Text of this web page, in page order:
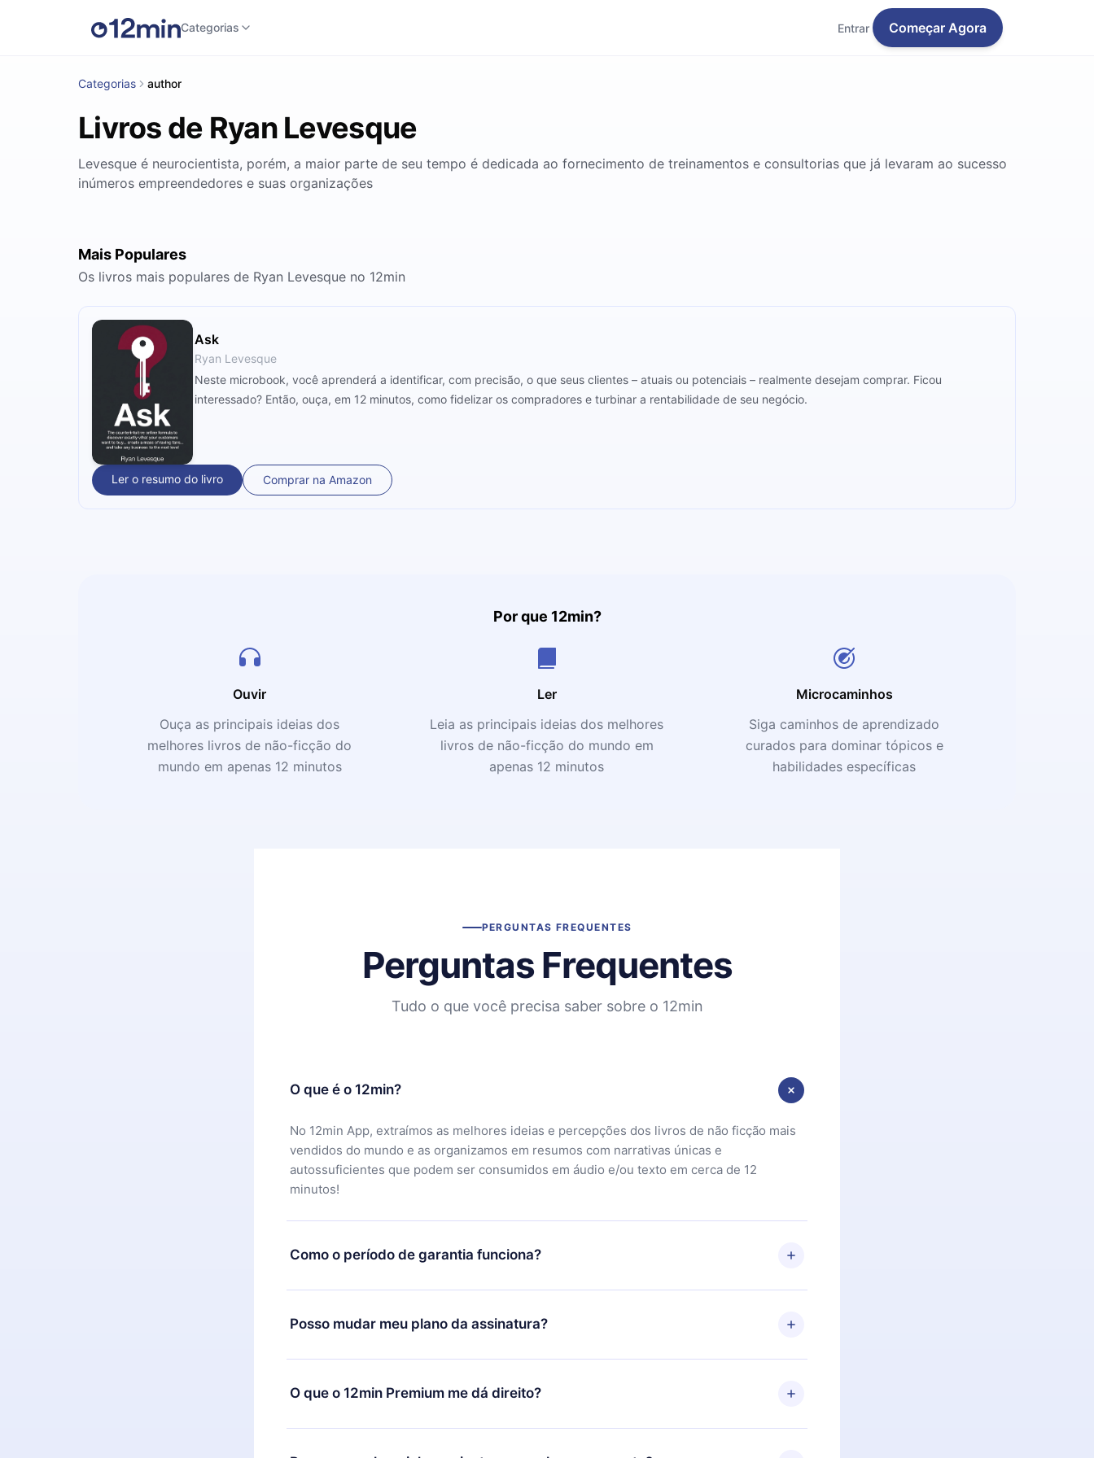
Categorias Entrar Começar Agora
Categorias author
Livros de Ryan Levesque
Levesque é neurocientista, porém, a maior parte de seu tempo é dedicada ao fornecimento de treinamentos e consultorias que já levaram ao sucesso
inúmeros empreendedores e suas organizações
Mais Populares
Os livros mais populares de Ryan Levesque no 12min
Ask
Ryan Levesque
Neste microbook, você aprenderá a identificar, com precisão, o que seus clientes – atuais ou potenciais – realmente desejam comprar. Ficou
interessado? Então, ouça, em 12 minutos, como fidelizar os compradores e turbinar a rentabilidade de seu negócio.
Ler o resumo do livro Comprar na Amazon
Por que 12min?
Ouvir
Ouça as principais ideias dos
melhores livros de não-ficção do
mundo em apenas 12 minutos
Ler
Leia as principais ideias dos melhores
livros de não-ficção do mundo em
apenas 12 minutos
Microcaminhos
Siga caminhos de aprendizado
curados para dominar tópicos e
habilidades específicas
PERGUNTAS FREQUENTES
Perguntas Frequentes
Tudo o que você precisa saber sobre o 12min
O que é o 12min?
No 12min App, extraímos as melhores ideias e percepções dos livros de não ficção mais
vendidos do mundo e as organizamos em resumos com narrativas únicas e
autossuficientes que podem ser consumidos em áudio e/ou texto em cerca de 12
minutos!
Como o período de garantia funciona?
Você pode baixar nosso aplicativo e começar a aproveitar nossa biblioteca. Se por algum
motivo não ficar satisfeito com nossa plataforma, basta entrar em contato com nossa
equipe de suporte (
contato@12min.com
) em até 7 dias após a compra e solicitar o
Posso mudar meu plano da assinatura?
Sim, mas a mudança só se aplicará a partir do próximo período de cobrança. Por
exemplo, se você decidiu mudar sua assinatura mensal para anual, após confirmar a
mudança para o plano anual, o novo plano só será aplicado e cobrado após o aniversário
O que o 12min Premium me dá direito?
O 12min Premium é um plano que te garante acesso a toda nossa biblioteca de 2500+
títulos disponíveis em 3 línguas (Inglês, espanhol e português) que você pode ler ou